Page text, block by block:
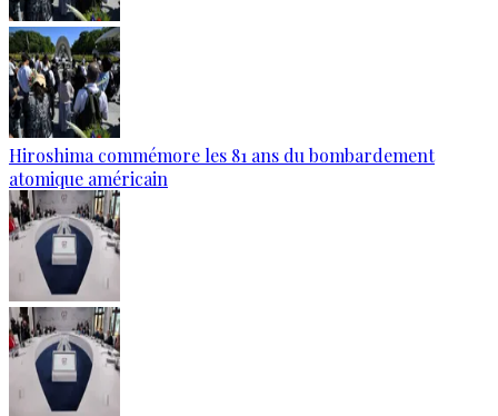
Hiroshima commémore les 81 ans du bombardement
atomique américain